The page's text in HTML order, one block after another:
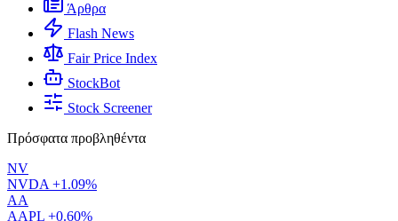
Άρθρα
Flash News
Fair Price Index
StockBot
Stock Screener
Πρόσφατα προβληθέντα
NV
NVDA +1.09%
AA
AAPL +0.60%